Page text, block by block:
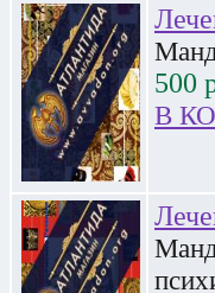
500
В